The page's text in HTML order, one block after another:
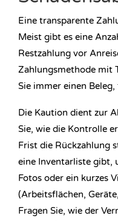
Eine transparente
Meist gibt es eine
Restzahlung vor
Zahlungsmethode mit
Sie immer einen
Die Kaution dient zur
Sie, wie die Kontrolle
Frist die Rückzahlung
eine Inventarliste gibt,
Fotos oder ein kurzes
(Arbeitsflächen,
Fragen Sie, wie der